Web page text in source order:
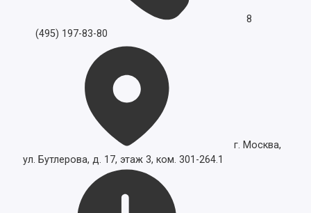
8
(495) 197-83-80
г. Москва,
ул. Бутлерова, д. 17, этаж 3, ком. 301-264.1